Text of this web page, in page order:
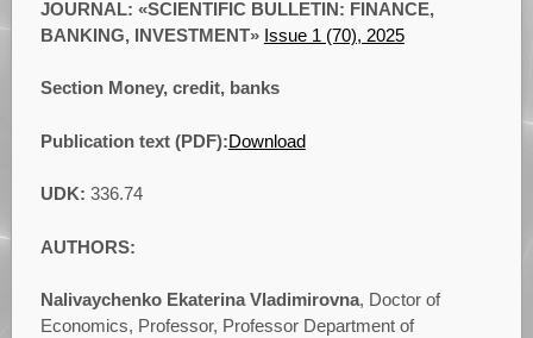
JOURNAL: «SCIENTIFIC BULLETIN: FINANCE,
BANKING, INVESTMENT» Issue 1 (70), 2025
Section Money, credit, banks
Publication text (PDF):Download
UDK: 336.74
AUTHORS:
Nalivaychenko Ekaterina Vladimirovna, Doctor of
Economics, Professor, Professor Department of